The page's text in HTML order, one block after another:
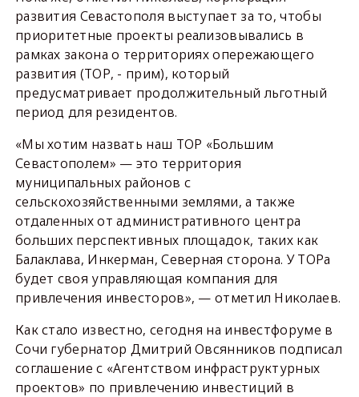
развития Севастополя выступает за то, чтобы
приоритетные проекты реализовывались в
рамках закона о территориях опережающего
развития (ТОР, - прим), который
предусматривает продолжительный льготный
период для резидентов.
«Мы хотим назвать наш ТОР «Большим
Севастополем» — это территория
муниципальных районов с
сельскохозяйственными землями, а также
отдаленных от административного центра
больших перспективных площадок, таких как
Балаклава, Инкерман, Северная сторона. У ТОРа
будет своя управляющая компания для
привлечения инвесторов», — отметил Николаев.
Как стало известно, сегодня на инвестфоруме в
Сочи губернатор Дмитрий Овсянников подписал
соглашение с «Агентством инфраструктурных
проектов» по привлечению инвестиций в